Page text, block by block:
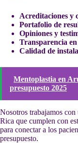
Acreditaciones y
Portafolio de
Opiniones y
Transparencia en
Calidad de
Mentoplastia en
presupuesto 2025
Nosotros trabajamos con
Rica que cumplen con
para conectar a los
presupuesto.